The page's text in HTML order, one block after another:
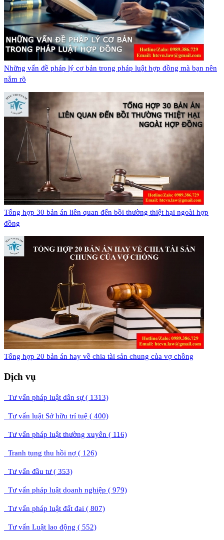
​Những vấn đề pháp lý cơ bản trong pháp luật hợp đồng mà bạn nên
nắm rõ
​Tổng hợp 30 bản án liên quan đến bồi thường thiệt hại ngoài hợp
đồng
​Tổng hợp 20 bản án hay về chia tài sản chung của vợ chồng
Dịch vụ
Tư vấn pháp luật dân sự ( 1313)
Tư vấn luật Sở hữu trí tuệ ( 400)
Tư vấn pháp luật thường xuyên ( 116)
Tranh tụng thu hồi nợ ( 126)
Tư vấn đầu tư ( 353)
Tư vấn pháp luật doanh nghiệp ( 979)
Tư vấn pháp luật đất đai ( 807)
Tư vấn Luật lao động ( 552)